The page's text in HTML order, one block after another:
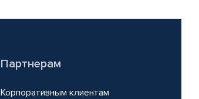
Партнерам
Корпоративным клиентам